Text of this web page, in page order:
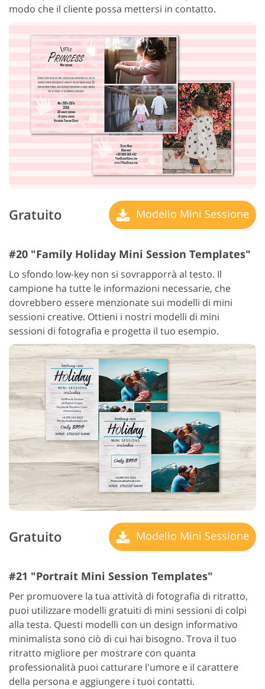
modo che il cliente possa mettersi in contatto.
Gratuito Modello Mini Sessione
#20 "Family Holiday Mini Session Templates"
Lo sfondo low-key non si sovrapporrà al testo. Il
campione ha tutte le informazioni necessarie, che
dovrebbero essere menzionate sui modelli di mini
sessioni creative. Ottieni i nostri modelli di mini
sessioni di fotografia e progetta il tuo esempio.
Gratuito Modello Mini Sessione
#21 "Portrait Mini Session Templates"
Per promuovere la tua attività di fotografia di ritratto,
puoi utilizzare modelli gratuiti di mini sessioni di colpi
alla testa. Questi modelli con un design informativo
minimalista sono ciò di cui hai bisogno. Trova il tuo
ritratto migliore per mostrare con quanta
professionalità puoi catturare l'umore e il carattere
della persona e aggiungere i tuoi contatti.